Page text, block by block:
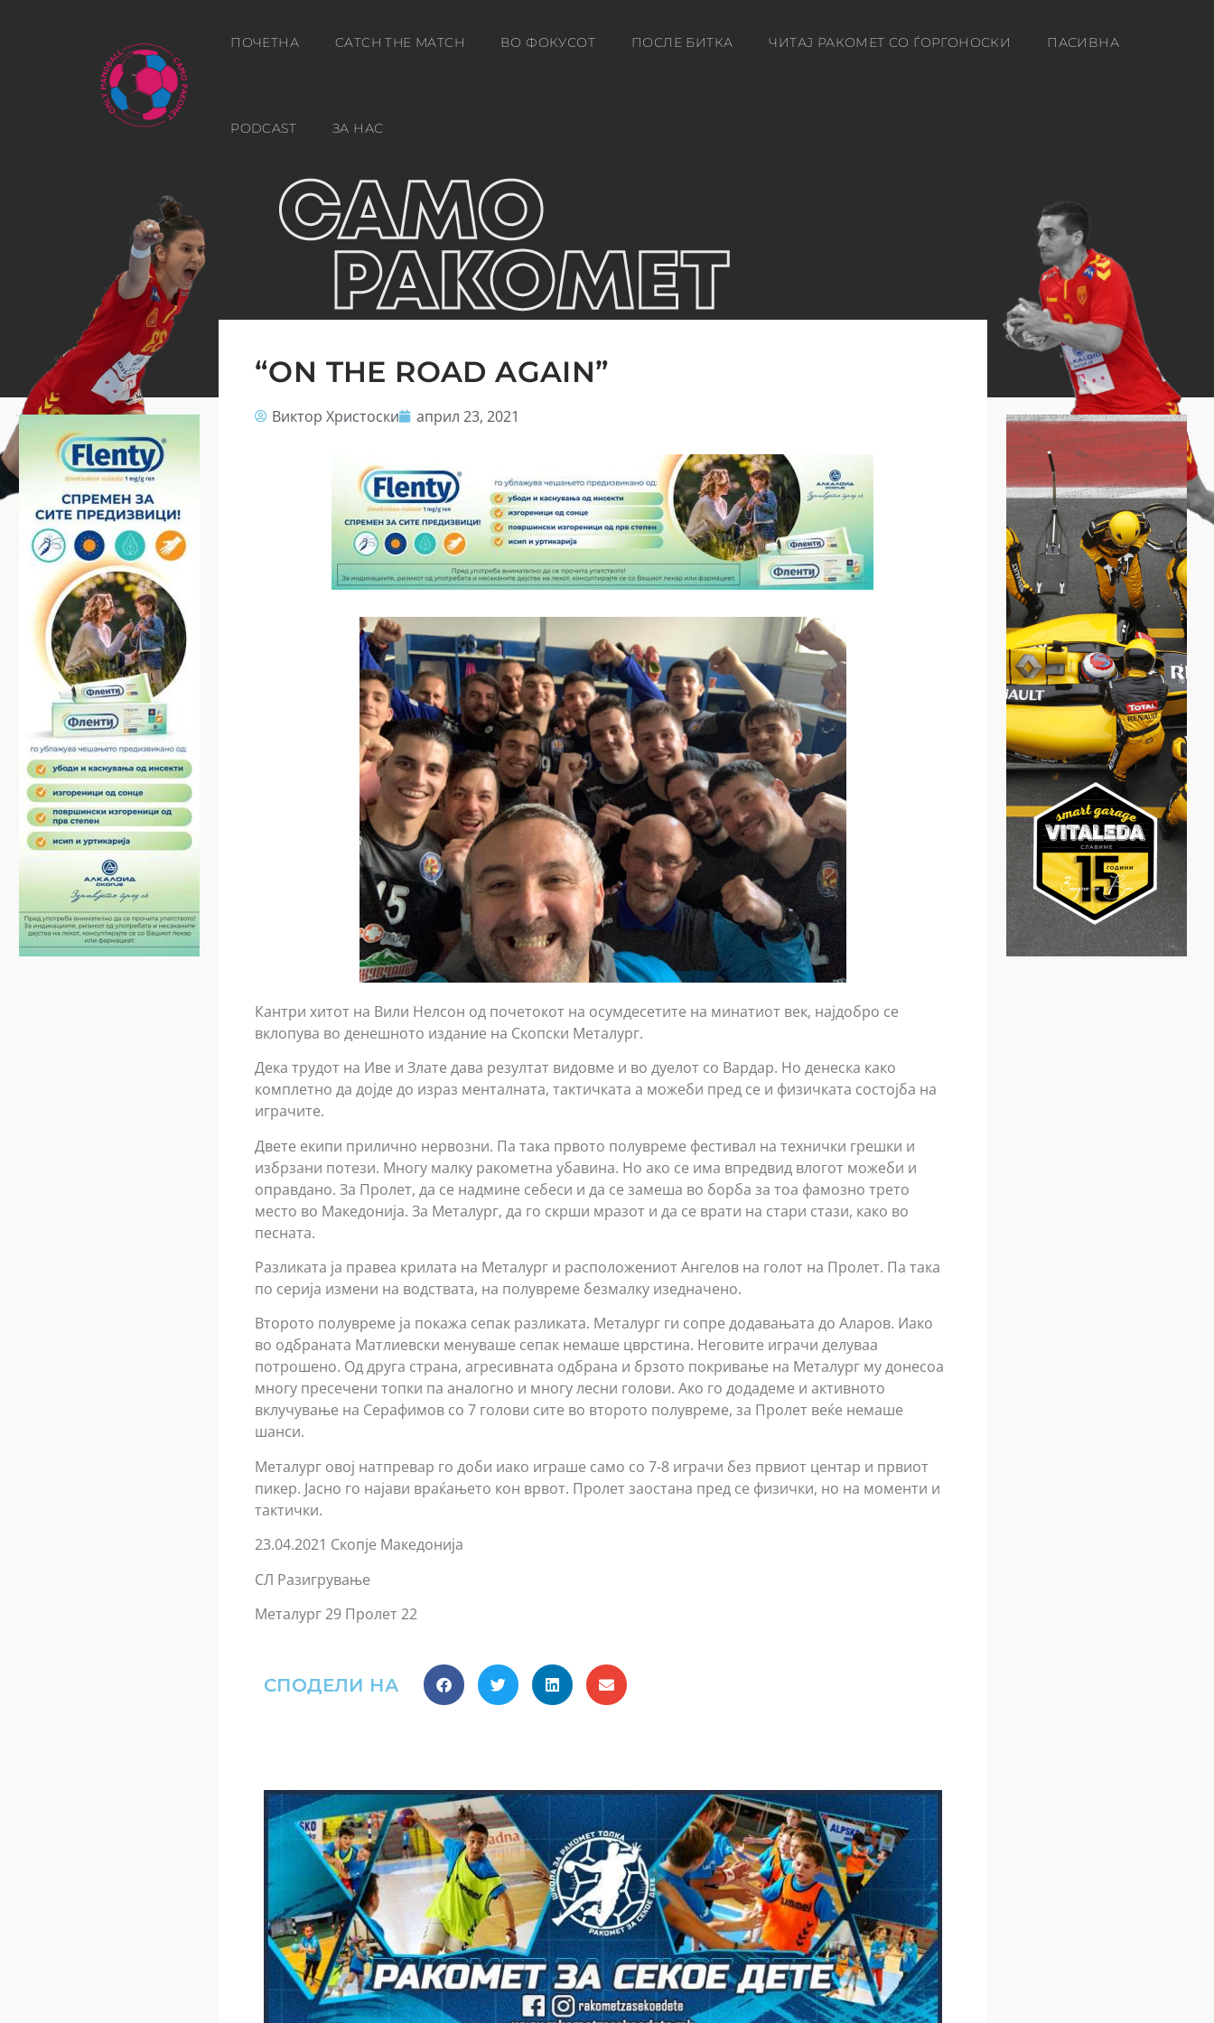
ПОЧЕТНА CATCH THE MATCH ВО ФОКУСОТ ПОСЛЕ БИТКА ЧИТАЈ РАКОМЕТ СО ЃОРГОНОСКИ ПАСИВНА
PODCAST ЗА НАС
“ON THE ROAD AGAIN”
Виктор Христоски април 23, 2021
Кантри хитот на Вили Нелсон од почетокот на осумдесетите на минатиот век, најдобро се
вклопува во денешното издание на Скопски Металург.
Дека трудот на Иве и Злате дава резултат видовме и во дуелот со Вардар. Но денеска како
комплетно да дојде до израз менталната, тактичката а можеби пред се и физичката состојба на
играчите.
Двете екипи прилично нервозни. Па така првото полувреме фестивал на технички грешки и
избрзани потези. Многу малку ракометна убавина. Но ако се има впредвид влогот можеби и
оправдано. За Пролет, да се надмине себеси и да се замеша во борба за тоа фамозно трето
место во Македонија. За Металург, да го скрши мразот и да се врати на стари стази, како во
песната.
Разликата ја правеа крилата на Металург и расположениот Ангелов на голот на Пролет. Па така
по серија измени на водствата, на полувреме безмалку изедначено.
Второто полувреме ја покажа сепак разликата. Металург ги сопре додавањата до Аларов. Иако
во одбраната Матлиевски менуваше сепак немаше цврстина. Неговите играчи делуваа
потрошено. Од друга страна, агресивната одбрана и брзото покривање на Металург му донесоа
многу пресечени топки па аналогно и многу лесни голови. Ако го додадеме и активното
вклучување на Серафимов со 7 голови сите во второто полувреме, за Пролет веќе немаше
шанси.
Металург овој натпревар го доби иако играше само со 7-8 играчи без првиот центар и првиот
пикер. Јасно го најави враќањето кон врвот. Пролет заостана пред се физички, но на моменти и
тактички.
23.04.2021 Скопје Македонија
СЛ Разигрување
Металург 29 Пролет 22
СПОДЕЛИ НА